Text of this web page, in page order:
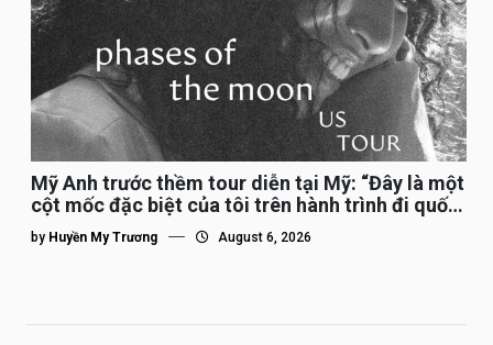
Mỹ Anh trước thềm tour diễn tại Mỹ: “Đây là một
cột mốc đặc biệt của tôi trên hành trình đi quốc
tế”
by Huyền My Trương August 6, 2026